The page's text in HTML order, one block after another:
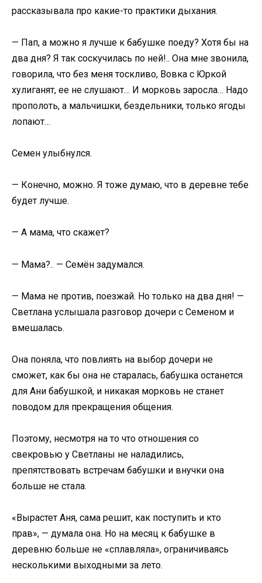
рассказывала про какие-то практики дыхания.
— Пап, а можно я лучше к бабушке поеду? Хотя бы на
два дня? Я так соскучилась по ней!.. Она мне звонила,
говорила, что без меня тоскливо, Вовка с Юркой
хулиганят, ее не слушают… И морковь заросла… Надо
прополоть, а мальчишки, бездельники, только ягоды
лопают…
Семен улыбнулся.
— Конечно, можно. Я тоже думаю, что в деревне тебе
будет лучше.
— А мама, что скажет?
— Мама?.. — Семён задумался.
— Мама не против, поезжай. Но только на два дня! —
Светлана услышала разговор дочери с Семеном и
вмешалась.
Она поняла, что повлиять на выбор дочери не
сможет, как бы она не старалась, бабушка останется
для Ани бабушкой, и никакая морковь не станет
поводом для прекращения общения.
Поэтому, несмотря на то что отношения со
свекровью у Светланы не наладились,
препятствовать встречам бабушки и внучки она
больше не стала.
«Вырастет Аня, сама решит, как поступить и кто
прав», — думала она. Но на месяц к бабушке в
деревню больше не «сплавляла», ограничиваясь
несколькими выходными за лето.